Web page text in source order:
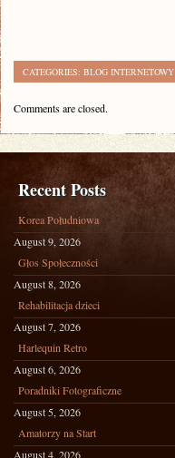
CATEGORIES: BLOG INTERNETOWY
Comments are closed.
Recent Posts
Korea Południowa
August 9, 2026
Głos Społeczności
August 8, 2026
Rehabilitacja dzieci
August 7, 2026
Harlequin Retro
August 6, 2026
Poradniki Fotograficzne
August 5, 2026
Amatorzy na Start
August 4, 2026